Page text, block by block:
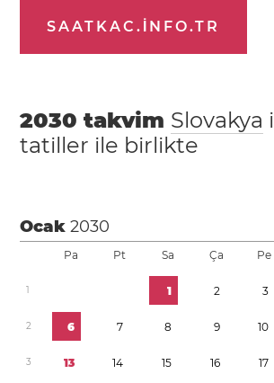
SAATKAC.INFO.TR
2030 takvim Slovakya
tatiller ile birlikte
Ocak2030
Pa Pt Sa Ça Pe
1 1 2 3
2 6 7 8 9 10
3 13 14 15 16 17